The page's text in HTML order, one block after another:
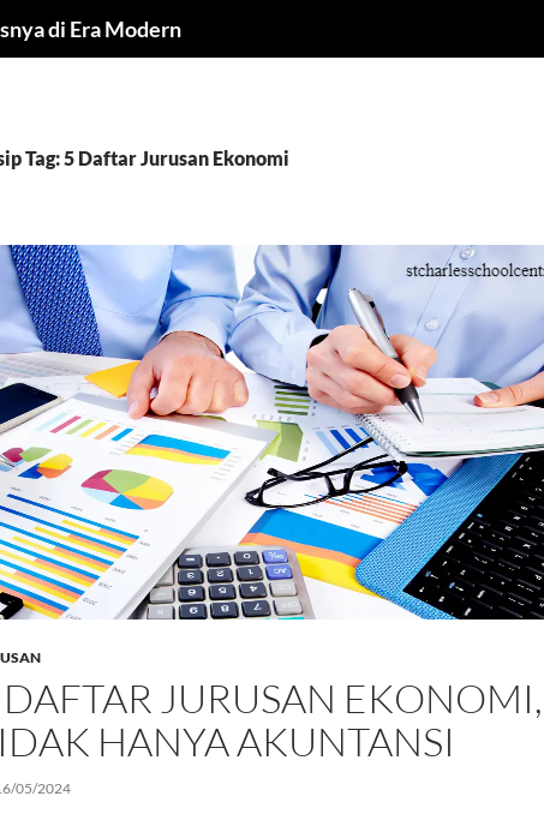
di Era Modern
Tag: 5 Daftar Jurusan Ekonomi
JURUSAN EKONOMI,
HANYA AKUNTANSI
05/2024